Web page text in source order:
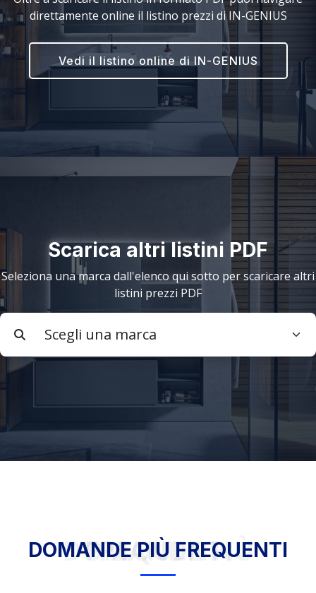
direttamente online il listino prezzi di IN-GENIUS
Vedi il listino online di IN-GENIUS
Scarica altri listini PDF
Seleziona una marca dall'elenco qui sotto per scaricare altri
listini prezzi PDF
DOMANDE PIÙ FREQUENTI
DOMANDE PIÙ FREQUENTI